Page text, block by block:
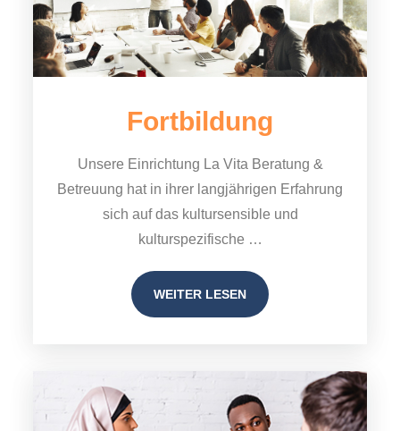
Fortbildung
Unsere Einrichtung La Vita Beratung &
Betreuung hat in ihrer langjährigen Erfahrung
sich auf das kultursensible und
kulturspezifische …
WEITER LESEN